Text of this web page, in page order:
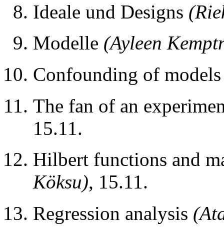
Ideale und Designs
Modelle (Ayleen
Confounding of
The fan of an
15.11.
Hilbert functions and
Köksu), 15.11.
Regression analysis